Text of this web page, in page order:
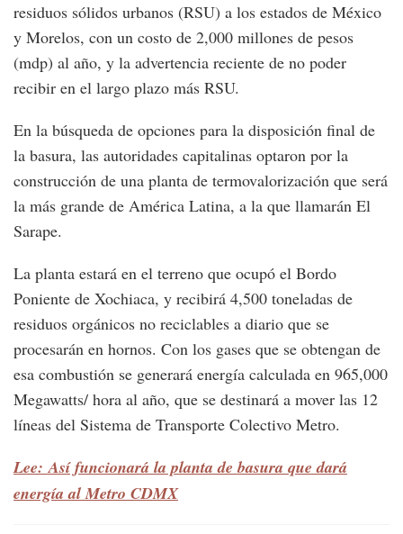
residuos sólidos urbanos (RSU) a los estados de México
y Morelos, con un costo de 2,000 millones de pesos
(mdp) al año, y la advertencia reciente de no poder
recibir en el largo plazo más RSU.
En la búsqueda de opciones para la disposición final de
la basura, las autoridades capitalinas optaron por la
construcción de una planta de termovalorización que será
la más grande de América Latina, a la que llamarán El
Sarape.
La planta estará en el terreno que ocupó el Bordo
Poniente de Xochiaca, y recibirá 4,500 toneladas de
residuos orgánicos no reciclables a diario que se
procesarán en hornos. Con los gases que se obtengan de
esa combustión se generará energía calculada en 965,000
Megawatts/ hora al año, que se destinará a mover las 12
líneas del Sistema de Transporte Colectivo Metro.
Lee: Así funcionará la planta de basura que dará
energía al Metro CDMX